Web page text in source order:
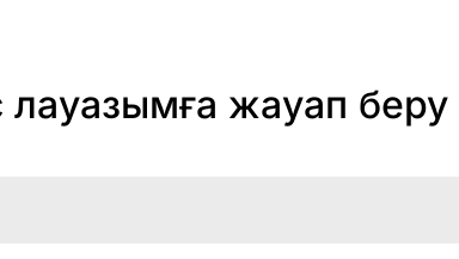
лауазымға жауап беру